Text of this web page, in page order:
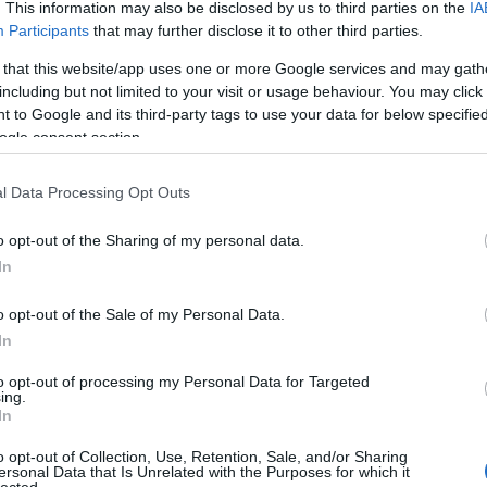
This information may also be disclosed by us to third parties on the
Participants that may further disclose it to other third parties.
that this website/app uses one or more Google services and may
but not limited to your visit or usage behaviour. You may
to Google and its third-party tags to use your data for below
consent section.
Data Processing Opt Outs
opt-out of the Sharing of my personal data.
opt-out of the Sale of my Personal Data.
opt-out of processing my Personal Data for Targeted
opt-out of Collection, Use, Retention, Sale, and/or Sharing
Data that Is Unrelated with the Purposes for which it
1968